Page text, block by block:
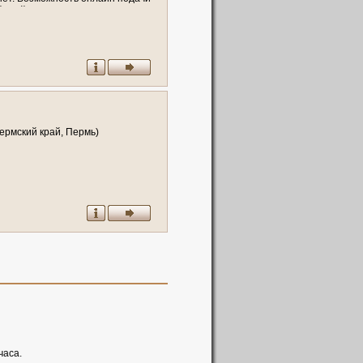
ермский край, Пермь)